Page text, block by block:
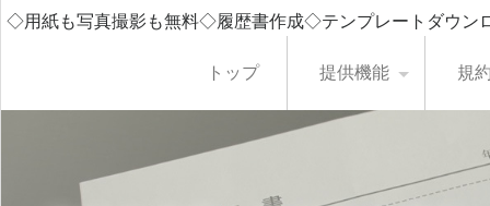
◇用紙も写真撮影も無料◇履歴書作成◇テンプレートダウ
トップ 提供機能 規